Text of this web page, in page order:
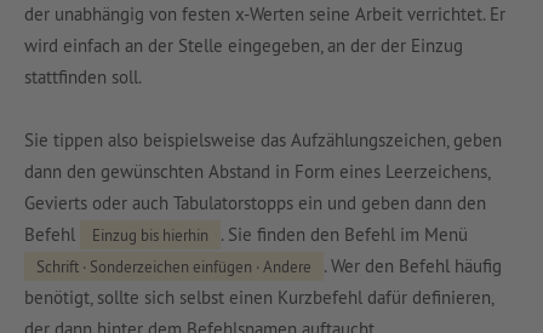
der unabhängig von festen x-Werten seine Arbeit verrichtet. Er
wird einfach an der Stelle eingegeben, an der der Einzug
stattfinden soll.
Sie tippen also beispielsweise das Aufzählungszeichen, geben
dann den gewünschten Abstand in Form eines Leerzeichens,
Gevierts oder auch Tabulatorstopps ein und geben dann den
Befehl
Einzug bis hierhin . Sie finden den Befehl im Menü
Schrift · Sonderzeichen einfügen · Andere
. Wer den Befehl häufig
benötigt, sollte sich selbst einen Kurzbefehl dafür definieren,